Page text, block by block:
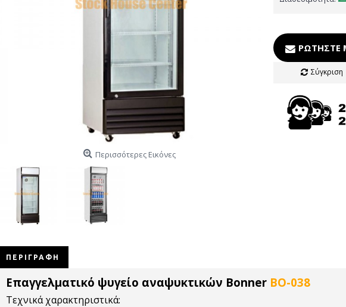
Περισσότερες Εικόνες
ΡΩΤΉΣΤΕ
Σύγκριση
ΠΕΡΙΓΡΑΦΉ
Επαγγελματικό ψυγείο αναψυκτικών Bonner BO-038
Τεχνικά χαρακτηριστικά: